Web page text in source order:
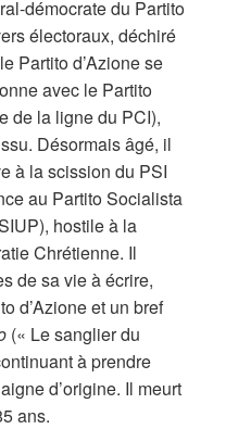
démocrate du Partito
électoraux, déchiré
Partito d’Azione se
avec le Partito
de la ligne du PCI),
Désormais âgé, il
à la scission du PSI
au Partito Socialista
hostile à la
Chrétienne. Il
de sa vie à écrire,
d’Azione et un bref
(« Le sanglier du
à prendre
d’origine. Il meurt
ans.